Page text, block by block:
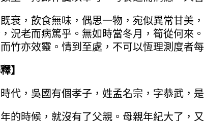
，飲食無味，偶思一物，宛似異常甘美
況老而病篤乎。無如時當冬月，筍從何來
竹亦效靈。情到至處，不可以恆理測度者每
】
，吳國有個孝子，姓孟名宗，字恭武，是
時候，就沒有了父親。母親年紀大了，又